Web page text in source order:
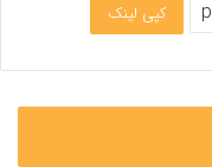
کپی لینک